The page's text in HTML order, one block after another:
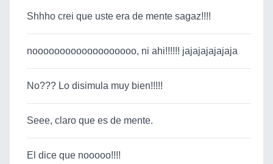
Shhho crei que uste era de mente sagaz!!!!
nooooooooooooooooooo, ni ahi!!!!!! jajajajajajaja
No??? Lo disimula muy bien!!!!!
Seee, claro que es de mente.
El dice que nooooo!!!!